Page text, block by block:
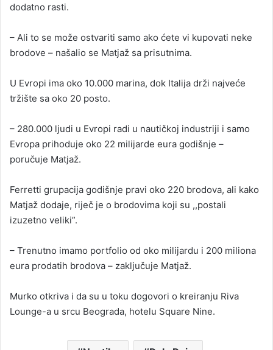
dodatno rasti.
– Ali to se može ostvariti samo ako ćete vi kupovati neke
brodove – našalio se Matjaž sa prisutnima.
U Evropi ima oko 10.000 marina, dok Italija drži najveće
tržište sa oko 20 posto.
– 280.000 ljudi u Evropi radi u nautičkoj industriji i samo
Evropa prihoduje oko 22 milijarde eura godišnje –
poručuje Matjaž.
Ferretti grupacija godišnje pravi oko 220 brodova, ali kako
Matjaž dodaje, riječ je o brodovima koji su ,,postali
izuzetno veliki”.
– Trenutno imamo portfolio od oko milijardu i 200 miliona
eura prodatih brodova – zaključuje Matjaž.
Murko otkriva i da su u toku dogovori o kreiranju Riva
Lounge-a u srcu Beograda, hotelu Square Nine.